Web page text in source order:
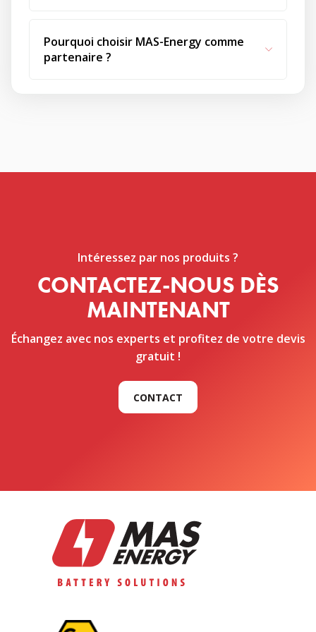
Pourquoi choisir MAS-Energy comme
partenaire ?
Intéressez par nos produits ?
CONTACTEZ-NOUS DÈS
MAINTENANT
Échangez avec nos experts et profitez de votre devis
gratuit !
CONTACT